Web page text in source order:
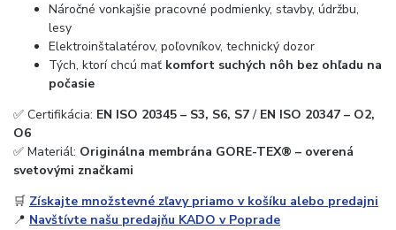
Náročné vonkajšie pracovné podmienky, stavby, údržbu,
lesy
Elektroinštalatérov, poľovníkov, technický dozor
Tých, ktorí chcú mať komfort suchých nôh bez ohľadu na
počasie
✅ Certifikácia: EN ISO 20345 – S3, S6, S7/ EN ISO 20347 – O2,
O6
✅ Materiál: Originálna membrána GORE-TEX® – overená
svetovými značkami
🛒 Získajte množstevné zľavy priamo v košíku alebo predajni
📍 Navštívte našu predajňu KADO v Poprade